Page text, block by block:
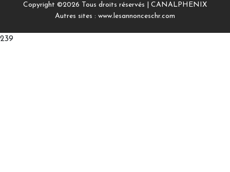
Copyright ©2026 Tous droits réservés | CANALPHENIX
Autres sites : www.lesannonceschr.com
239